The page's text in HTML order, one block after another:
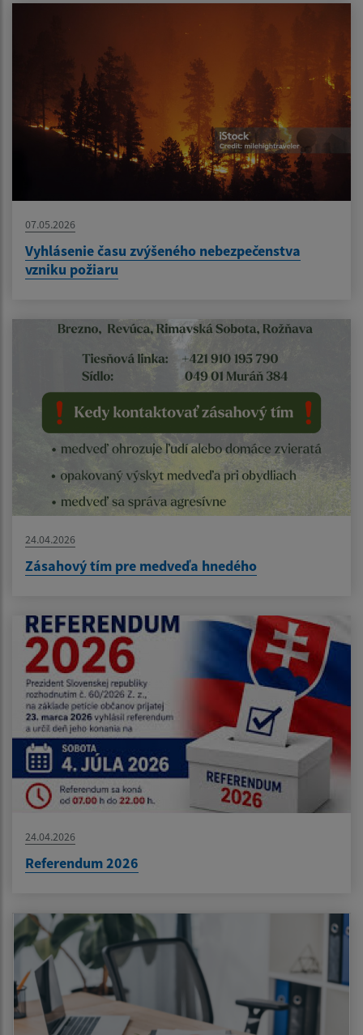
07.05.2026
Vyhlásenie času zvýšeného nebezpečenstva
vzniku požiaru
24.04.2026
Zásahový tím pre medveďa hnedého
24.04.2026
Referendum 2026